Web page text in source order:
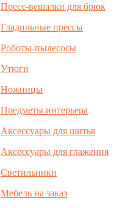
Пресс-вешалки для брюк
Гладильные прессы
Роботы-пылесосы
Утюги
Ножницы
Предметы интерьера
Аксессуары для шитья
Аксессуары для глажения
Светильники
Мебель на заказ